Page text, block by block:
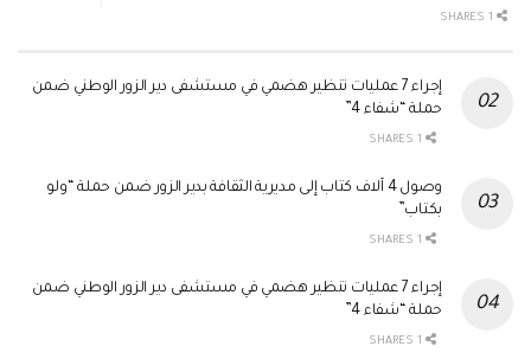
إجراء 7 عمليات تنظير هضمي في مستشفى دير الزور الوطني ضمن
حملة “شفاء 4”
وصول 4 آلاف كتاب إلى مديرية الثقافة بدير الزور ضمن حملة “ولو
بكتاب”
إجراء 7 عمليات تنظير هضمي في مستشفى دير الزور الوطني ضمن
حملة “شفاء 4”